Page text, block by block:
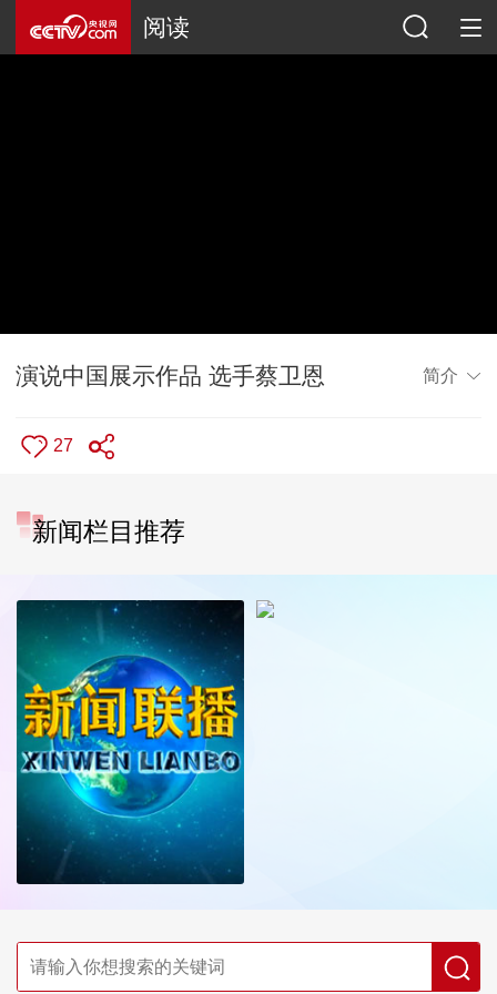
阅读
演说中国展示作品 选手蔡卫恩 简介
27
新闻栏目推荐